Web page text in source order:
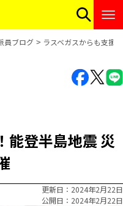
員ブログ ラスベガスからも支援
能登半島地震 災
更新日
2024年2月22日
公開日
2024年2月22日